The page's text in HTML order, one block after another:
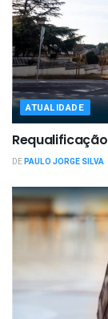
ATUALIDADE
DEPAULO JORGE SILVA